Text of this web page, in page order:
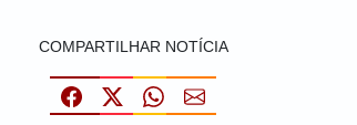
COMPARTILHAR NOTÍCIA